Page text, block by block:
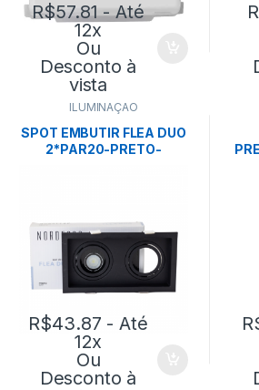
R$57.81- Até
12x
Ou
Desconto à
vista
ILUMINAÇÃO
SPOT EMBUTIR FLEA DUO
2*PAR20-PRETO-
R$43.87 - Até
12x
Ou
Desconto à